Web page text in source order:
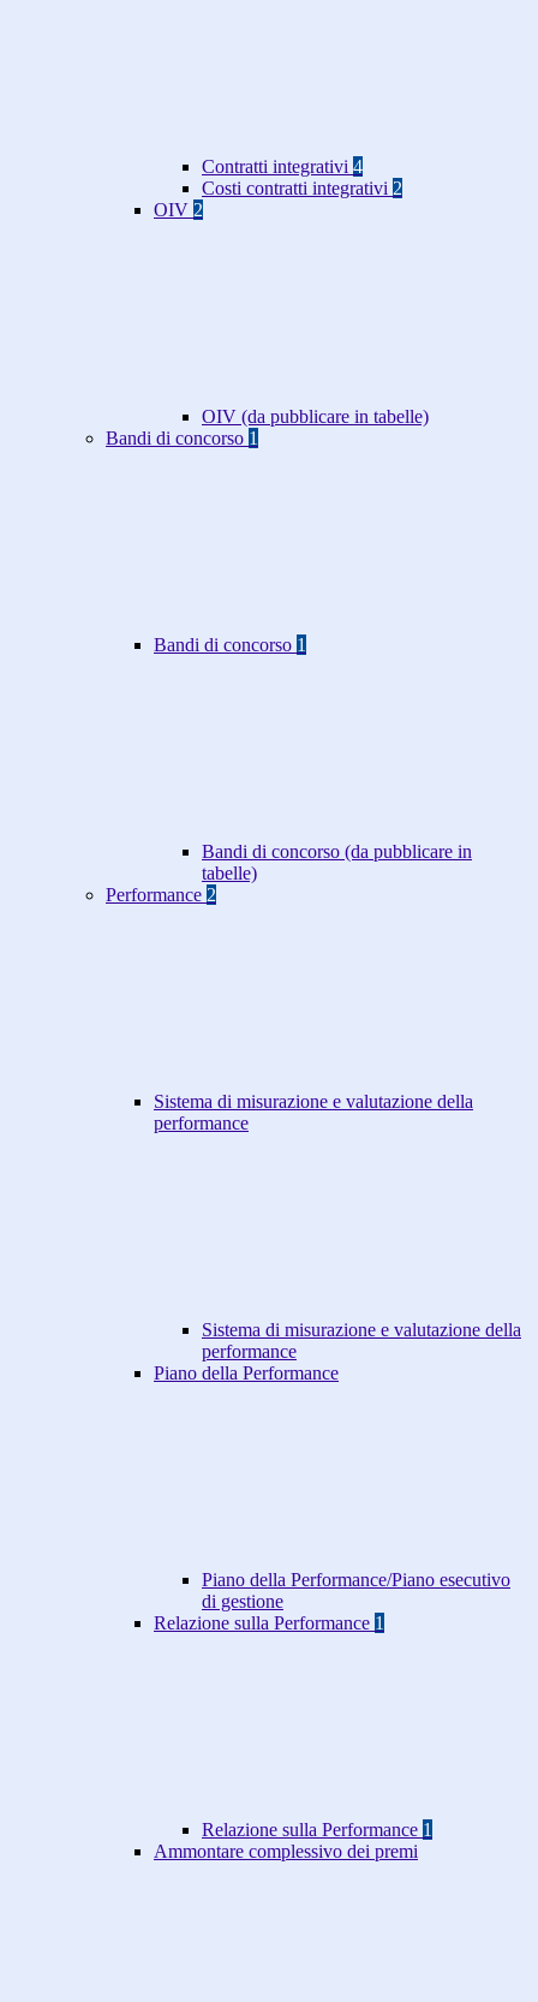
Contratti integrativi 4
Costi contratti integrativi 2
OIV 2
OIV (da pubblicare in tabelle)
Bandi di concorso 1
Bandi di concorso 1
Bandi di concorso (da pubblicare in
tabelle)
Performance 2
Sistema di misurazione e valutazione della
performance
Sistema di misurazione e valutazione della
performance
Piano della Performance
Piano della Performance/Piano esecutivo
di gestione
Relazione sulla Performance 1
Relazione sulla Performance 1
Ammontare complessivo dei premi